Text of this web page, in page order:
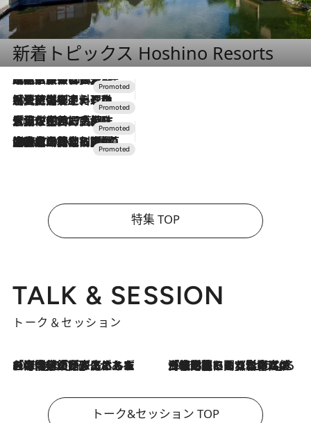
新着トピックス Hoshino Resorts
2026.7.31
【ホテル帰省】という選択肢をOMOが提案。家族とほどよい距離を保つには「昼は実家、夜は気兼ねなくホテルで！」
2026.7.24
【夏限定ディナーコース】旬を迎える稚鮎や花ズッキーニなどをイタリア・トスカーナの郷土料理の手法で満喫！
2026.7.17
「土佐和ハーブかき氷」がOMO7高知に登場！生姜、山椒、大葉など目にも舌にも涼を呼ぶ郷土の味
2026.7.10
NEW OPEN！【界 草津】名湯の地に誕生。趣の異なる2種の温泉と上州ならではの会席・蕎麦割烹など美食を味わう究極の癒やし旅
特集 TOP
TALK & SESSION
トーク＆セッション
2026.8.3
「今後値上げがあるとすれば…」「リスクがあるのは今年の冬」エネルギー専門家が語る、ホルムズ海峡封鎖が家庭にもたらす“ある心配” 2026.8.3
「住宅建てられない…」「サーチャージ料の高値が続いている」ホルムズ海峡封鎖による影響はいつまで続く？《エネルギー専門家に聞く“どうなる日本の暮らし”》
トーク&セッション TOP